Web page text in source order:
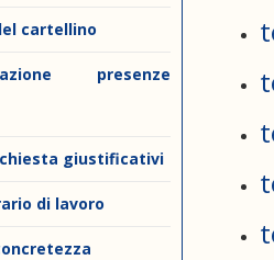
cartellino
presenze
giustificativi
di lavoro